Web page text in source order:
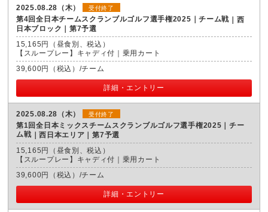
2025.08.28（木） 受付終了
第4回全日本チームスクランブルゴルフ選手権2025｜チーム戦
西
日本ブロック｜第7予選
15,165円（昼食別、税込）
【スループレー】キャディ付｜乗用カート
39,600円（税込）/チーム
詳細・エントリー
2025.08.28（木） 受付終了
第1回全日本ミックスチームスクランブルゴルフ選手権2025｜チー
ム戦
西日本エリア｜第7予選
15,165円（昼食別、税込）
【スループレー】キャディ付｜乗用カート
39,600円（税込）/チーム
詳細・エントリー